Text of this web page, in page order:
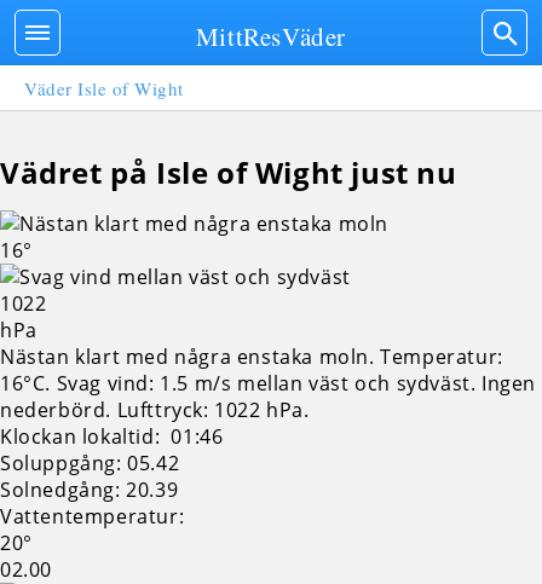
Väder Isle of Wight
Vädret på Isle of Wight just nu
16°
1022
hPa
Nästan klart med några enstaka moln. Temperatur:
16°C. Svag vind: 1.5 m/s mellan väst och sydväst. Ingen
nederbörd. Lufttryck: 1022 hPa.
Klockan lokaltid: 01:46
Soluppgång: 05.42
Solnedgång: 20.39
Vattentemperatur:
20°
02.00
MittResVäder